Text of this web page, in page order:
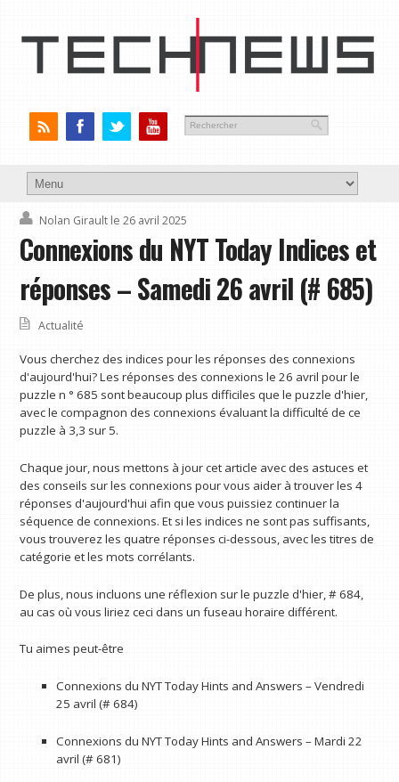
Nolan Girault le 26 avril 2025
Connexions du NYT Today Indices et
réponses – Samedi 26 avril (# 685)
Actualité
Vous cherchez des indices pour les réponses des connexions
d'aujourd'hui? Les réponses des connexions le 26 avril pour le
puzzle n ° 685 sont beaucoup plus difficiles que le puzzle d'hier,
avec le compagnon des connexions évaluant la difficulté de ce
puzzle à 3,3 sur 5.
Chaque jour, nous mettons à jour cet article avec des astuces et
des conseils sur les connexions pour vous aider à trouver les 4
réponses d'aujourd'hui afin que vous puissiez continuer la
séquence de connexions. Et si les indices ne sont pas suffisants,
vous trouverez les quatre réponses ci-dessous, avec les titres de
catégorie et les mots corrélants.
De plus, nous incluons une réflexion sur le puzzle d'hier, # 684,
au cas où vous liriez ceci dans un fuseau horaire différent.
Tu aimes peut-être
Connexions du NYT Today Hints and Answers – Vendredi
25 avril (# 684)
Connexions du NYT Today Hints and Answers – Mardi 22
avril (# 681)